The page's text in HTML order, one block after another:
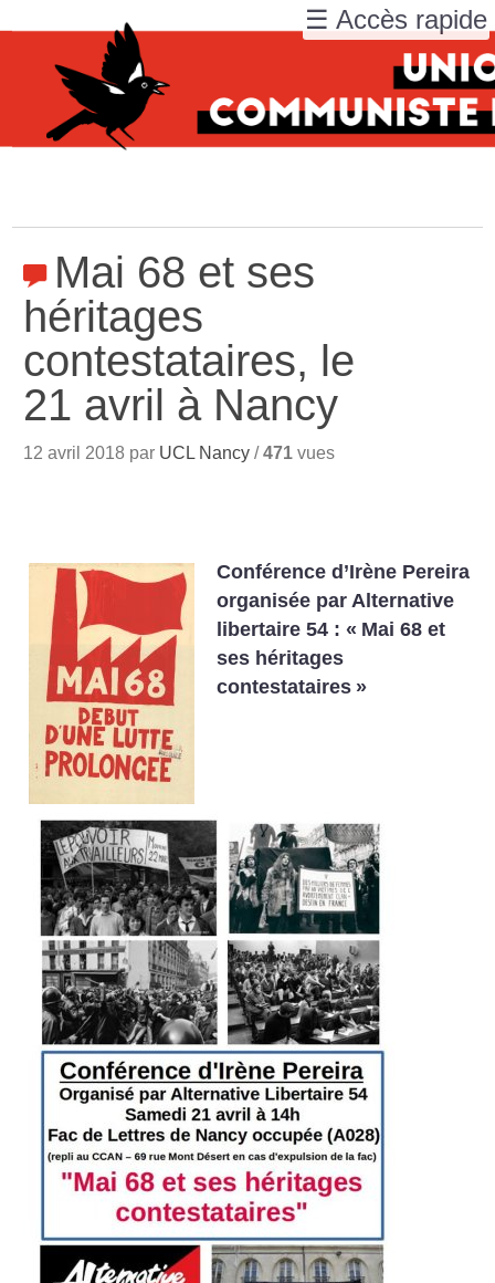
Mai 68 et ses
héritages
contestataires, le
21 avril à Nancy
12 avril 2018 par UCL Nancy /471 vues
Conférence d’Irène Pereira
organisée par Alternative
libertaire 54 : « Mai 68 et
ses héritages
contestataires »
☰ Accès rapide